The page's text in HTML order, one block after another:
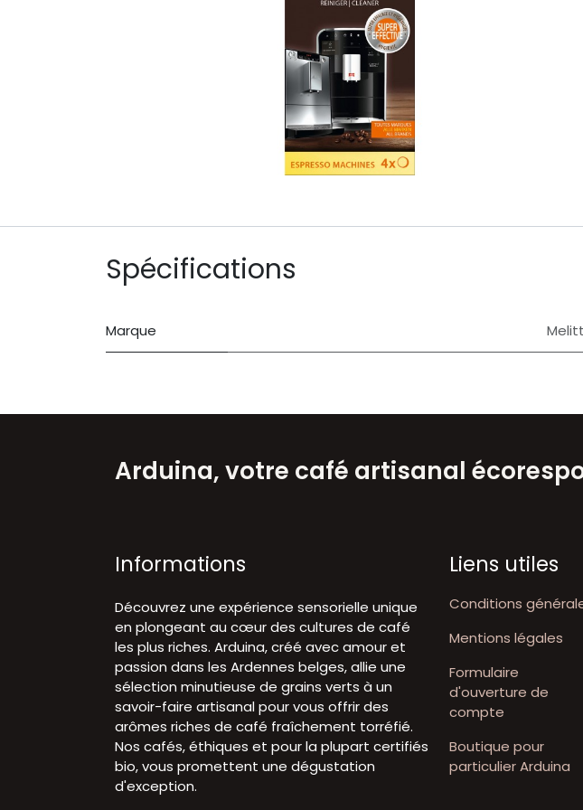
Spécifications
Marque
Informations
Découvrez une expérience sensorielle unique
en plongeant au cœur des cultures de café
les plus riches. Arduina, créé avec amour et
passion dans les Ardennes belges, allie une
sélection minutieuse de grains verts à un
savoir-faire artisanal pour vous offrir des
arômes riches de café fraîchement torréfié.
Nos cafés, éthiques et pour la plupart certifiés
bio, vous promettent une dégustation
d'exception.
Arduina, votre café artisanal
Liens utiles
Conditions
Mentions légales
Formulaire
d'ouverture de
compte
Boutique pour
particulier Arduina